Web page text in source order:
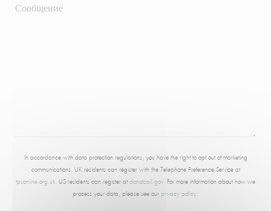
In accordance with data protection regulations, you have the right to opt out of marketing
communications. UK residents can register with the Telephone Preference Service at
tpsonline.org.uk. US residents can register at donotcall.gov. For more information about how we
process your data, please see our privacy policy.